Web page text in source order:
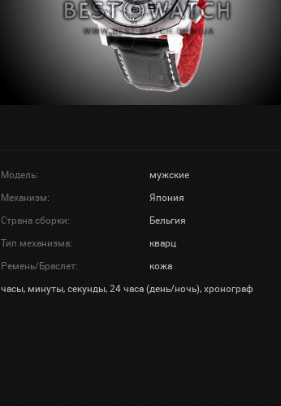
Модель: мужские
Механизм:
Япония
Страна сборки:
Бельгия
Тип механизма:
кварц
Ремень/Браслет:
кожа
часы, минуты, секунды, 24 часа (день/ночь), хронограф